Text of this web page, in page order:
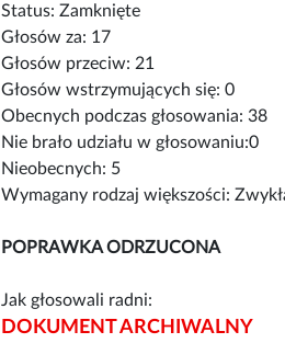
Status: Zamknięte
Głosów za: 17
Głosów przeciw: 21
Głosów wstrzymujących się: 0
Obecnych podczas głosowania: 38
Nie brało udziału w głosowaniu:0
Nieobecnych: 5
Wymagany rodzaj większości:
POPRAWKA ODRZUCONA
Jak głosowali radni:
DOKUMENT ARCHIWALNY